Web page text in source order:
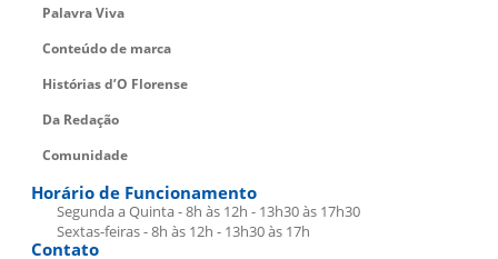
Palavra Viva
Conteúdo de marca
Histórias d’O Florense
Da Redação
Comunidade
Horário de Funcionamento
Segunda a Quinta - 8h às 12h - 13h30 às 17h30
Sextas-feiras - 8h às 12h - 13h30 às 17h
Contato